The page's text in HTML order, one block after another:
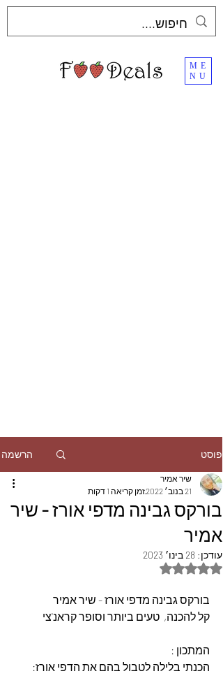
ME
NU
פוסט הרשמה
בורקס גבינה מדפי אורז - שיר
אמיר ️
שיר אמיר
21 בנוב׳ 2022
זמן קריאה 1 דקות
עודכן: 28 בינו׳ 2023
דירוג של NaN מתוך 5 כוכבים
בורקס גבינה מדפי אורז - שיר אמיר  ️
קל להכנה,  טעים ביותר וסופר קראנ'צי
המתכון :
הכנתי בלילה לטבול בהם את הדפי אורז: